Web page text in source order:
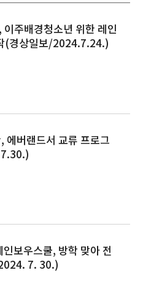
주배경청소년 위한 레인
(경상일보/2024.7.24.)
에버랜드서 교류 프로그
보우스쿨, 방학 맞아 전
7. 30.)